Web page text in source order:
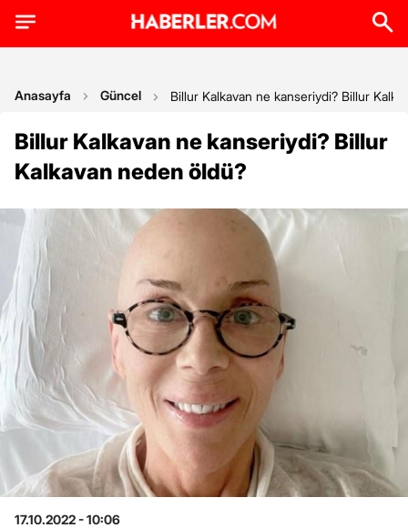
Anasayfa Güncel Billur Kalkavan ne kanseriydi? Billur
Billur Kalkavan ne kanseriydi? Billur
Kalkavan neden öldü?
17.10.2022 - 10:06